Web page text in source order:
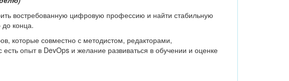
востребованную цифровую профессию и найти стабильную
до конца.
которые совместно с методистом, редакторами,
опыт в DevOps и желание развиваться в обучении и оценке